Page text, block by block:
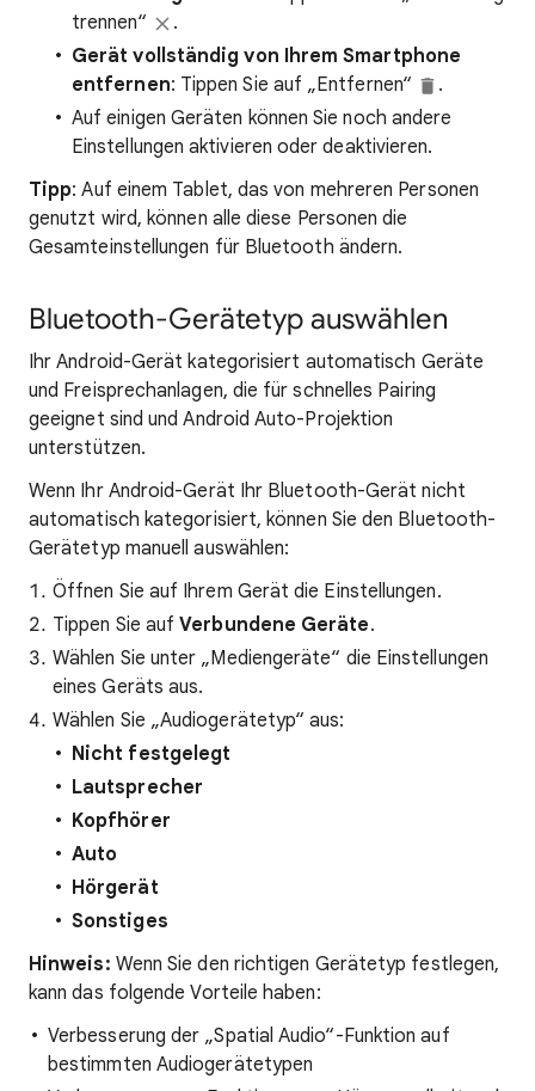
trennen“
.
Gerät vollständig von Ihrem Smartphone
entfernen: Tippen Sie auf „Entfernen“
.
Auf einigen Geräten können Sie noch andere
Einstellungen aktivieren oder deaktivieren.
Tipp: Auf einem Tablet, das von mehreren Personen
genutzt wird, können alle diese Personen die
Gesamteinstellungen für Bluetooth ändern.
Bluetooth-Gerätetyp auswählen
Ihr Android-Gerät kategorisiert automatisch Geräte
und Freisprechanlagen, die für schnelles Pairing
geeignet sind und Android Auto-Projektion
unterstützen.
Wenn Ihr Android-Gerät Ihr Bluetooth-Gerät nicht
automatisch kategorisiert, können Sie den Bluetooth-
Gerätetyp manuell auswählen:
Öffnen Sie auf Ihrem Gerät die Einstellungen.
Tippen Sie aufVerbundene Geräte.
Wählen Sie unter „Mediengeräte“ die Einstellungen
eines Geräts aus.
Wählen Sie „Audiogerätetyp“ aus:
Nicht festgelegt
Lautsprecher
Kopfhörer
Auto
Hörgerät
Sonstiges
Hinweis: Wenn Sie den richtigen Gerätetyp festlegen,
kann das folgende Vorteile haben:
Verbesserung der „Spatial Audio“-Funktion auf
bestimmten Audiogerätetypen